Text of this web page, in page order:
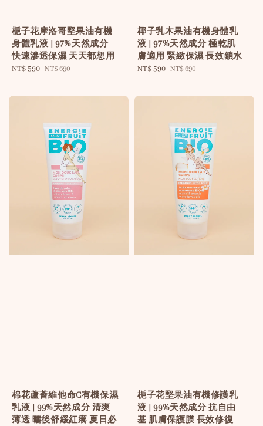
梔子花摩洛哥堅果油有機
身體乳液 | 97%天然成分
快速滲透保濕 天天都想用
Sale
NT$ 590 Regular
NT$ 690
椰子乳木果油有機身體乳
液 | 97%天然成分 極乾肌
膚適用 緊緻保濕 長效鎖水
Sale
NT$ 590 Regular
NT$ 690
棉花蘆薈維他命C有機保濕
乳液 | 99%天然成分 清爽
薄透 曬後舒緩紅癢 夏日必
梔子花堅果油有機修護乳
液 | 99%天然成分 抗自由
基 肌膚保護膜 長效修復